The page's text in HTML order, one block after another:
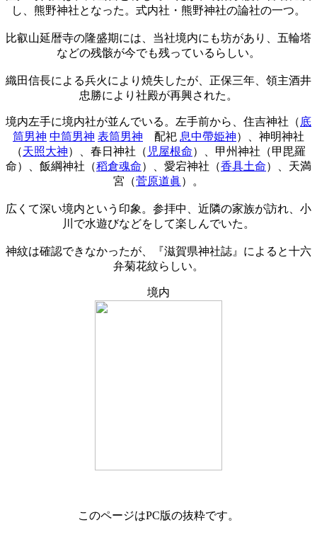
し、熊野神社となった。式内社・熊野神社の論社の一つ。
比叡山延暦寺の隆盛期には、当社境内にも坊があり、五輪塔
などの残骸が今でも残っているらしい。
織田信長による兵火により焼失したが、正保三年、領主酒井
忠勝により社殿が再興された。
境内左手に境内社が並んでいる。左手前から、住吉神社（ 底
筒男神 中筒男神 表筒男神 配祀 息中帶姫神）、神明神社
（天照大神）、春日神社（ 児屋根命）、甲州神社（甲毘羅
命）、飯綱神社（稻倉魂命）、愛宕神社（香具土命）、天満
宮（菅原道眞）。
広くて深い境内という印象。参拝中、近隣の家族が訪れ、小
川で水遊びなどをして楽しんでいた。
神紋は確認できなかったが、『滋賀県神社誌』によると十六
弁菊花紋らしい。
境内
このページはPC版の抜粋です。